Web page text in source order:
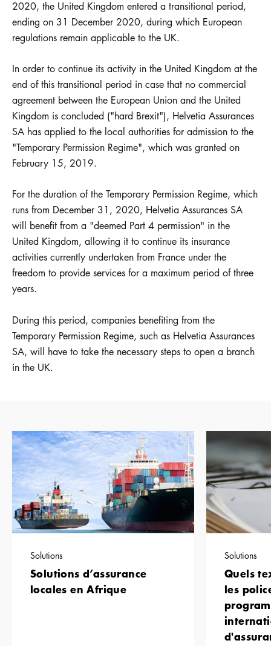
2020, the United Kingdom entered a transitional period,
ending on 31 December 2020, during which European
regulations remain applicable to the UK.
In order to continue its activity in the United Kingdom at the
end of this transitional period in case that no commercial
agreement between the European Union and the United
Kingdom is concluded ("hard Brexit"), Helvetia Assurances
SA has applied to the local authorities for admission to the
"Temporary Permission Regime", which was granted on
February 15, 2019.
For the duration of the Temporary Permission Regime, which
runs from December 31, 2020, Helvetia Assurances SA
will benefit from a "deemed Part 4 permission" in the
United Kingdom, allowing it to continue its insurance
activities currently undertaken from France under the
freedom to provide services for a maximum period of three
years.
During this period, companies benefiting from the
Temporary Permission Regime, such as Helvetia Assurances
SA, will have to take the necessary steps to open a branch
in the UK.
Solutions
Solutions d’assurance
locales en Afrique
Solutions
Quels
les